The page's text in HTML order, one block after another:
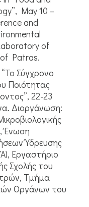
May 10 –
and
of
Patras.
Σύγχρονο
Ποιότητας
22-23
Διοργάνωση:
Ένωση
Ύδρευσης
Εργαστήριο
Σχολής του
Τμήμα
Οργάνων του